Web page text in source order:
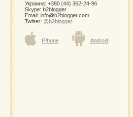
Украина: +380 (44) 362-24-96
Skype: b2blogger
Email: info@b2blogger.com
Twitter: @b2blogger
IPhone Android